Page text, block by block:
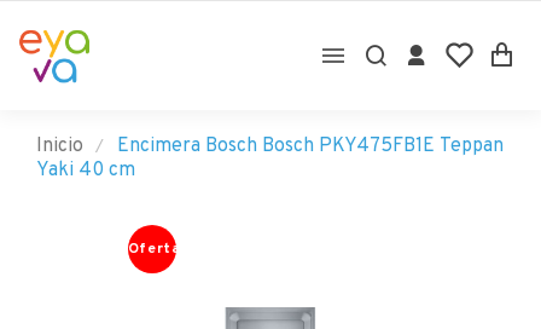

Inicio
Encimera Bosch Bosch PKY475FB1E Teppan
Yaki 40 cm
Oferta